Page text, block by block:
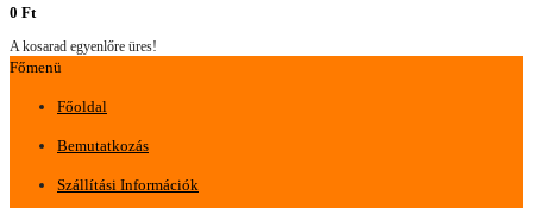
0 Ft
A kosarad egyenlőre üres!
Főmenü
Főoldal
Bemutatkozás
Szállítási Információk